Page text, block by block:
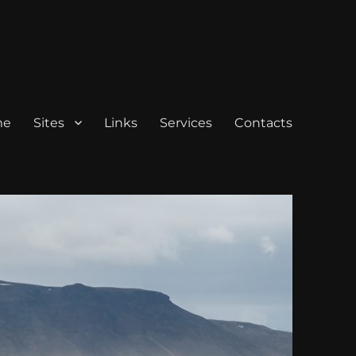
Sites Links Services Contacts